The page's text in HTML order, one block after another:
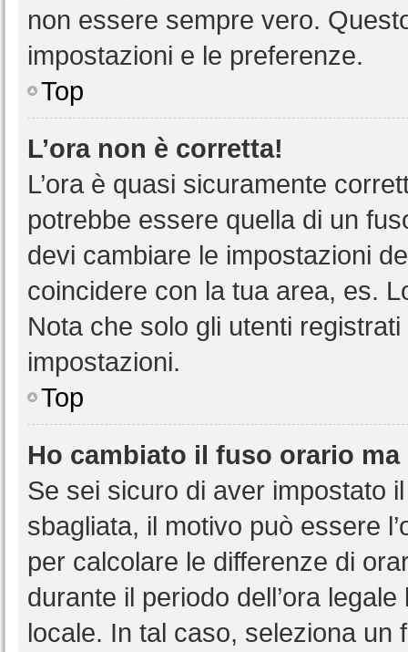
non essere sempre vero.
impostazioni e le preferenze.
Top
L’ora non è corretta!
L’ora è quasi sicuramente
potrebbe essere quella di un
devi cambiare le impostazioni
coincidere con la tua area, es.
Nota che solo gli utenti
impostazioni.
Top
Ho cambiato il fuso orario ma
Se sei sicuro di aver impostato
sbagliata, il motivo può essere
per calcolare le differenze di
durante il periodo dell’ora
locale. In tal caso, seleziona